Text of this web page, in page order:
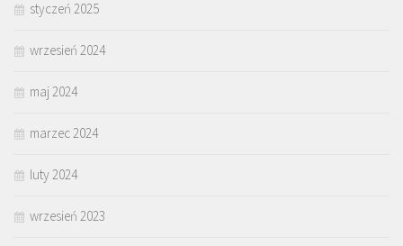
styczeń 2025
wrzesień 2024
maj 2024
marzec 2024
luty 2024
wrzesień 2023